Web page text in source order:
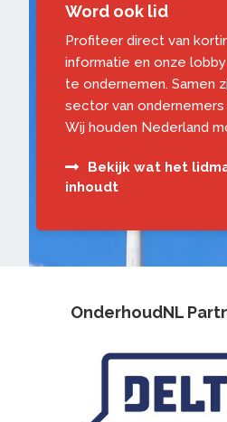
Word ook lid
Profiteer direct van
informatie en onze
te ondernemen. Samen
sector van ondernemers
Wij houden Nederland
Bekijk wat het
inhoudt
OnderhoudNL